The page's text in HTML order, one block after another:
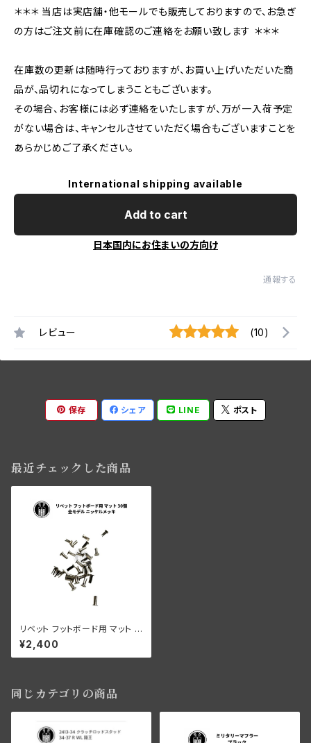
＊＊＊ 当店は実店舗・他モールでも販売しておりますので、お急ぎ
の方はご注文前に在庫確認のご連絡をお願い致します ＊＊＊
在庫数の更新は随時行っておりますが、お買い上げいただいた商
品が、品切れになってしまうこともございます。
その場合、お客様には必ず連絡をいたしますが、万が一入荷予定
がない場合は、キャンセルさせていただく場合もございますことを
あらかじめご了承ください。
International shipping available
Add to cart
日本国内にお住まいの方向け
通報する
レビュー (10)
保存 シェア LINE ポスト
最近チェックした商品
リベット フットボード用 マット 3
0個 ハーレー 全モデル ニッケル
メッキ
¥2,400
同じカテゴリの商品